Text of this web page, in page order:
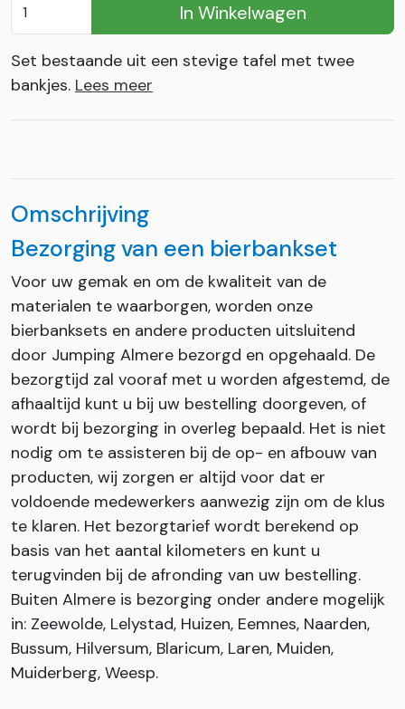
In Winkelwagen
Set bestaande uit een stevige tafel met twee
bankjes. Lees meer
Omschrijving
Bezorging van een bierbankset
Voor uw gemak en om de kwaliteit van de
materialen te waarborgen, worden onze
bierbanksets en andere producten uitsluitend
door Jumping Almere bezorgd en opgehaald. De
bezorgtijd zal vooraf met u worden afgestemd, de
afhaaltijd kunt u bij uw bestelling doorgeven, of
wordt bij bezorging in overleg bepaald. Het is niet
nodig om te assisteren bij de op- en afbouw van
producten, wij zorgen er altijd voor dat er
voldoende medewerkers aanwezig zijn om de klus
te klaren. Het bezorgtarief wordt berekend op
basis van het aantal kilometers en kunt u
terugvinden bij de afronding van uw bestelling.
Buiten Almere is bezorging onder andere mogelijk
in: Zeewolde, Lelystad, Huizen, Eemnes, Naarden,
Bussum, Hilversum, Blaricum, Laren, Muiden,
Muiderberg, Weesp.